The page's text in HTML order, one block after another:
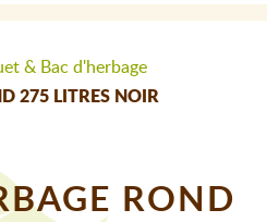
& Bac d'herbage
275 LITRES NOIR
ROND